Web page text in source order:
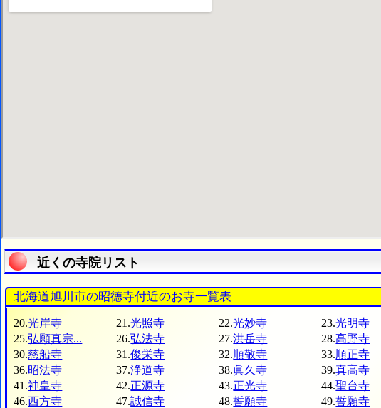
近くの寺院リスト
北海道旭川市の昭徳寺付近のお寺一覧表
20.光岸寺 21.光照寺 22.光妙寺 23.光明寺
25.弘願真宗... 26.弘法寺 27.洪岳寺 28.高野寺
30.慈船寺 31.俊栄寺 32.順敬寺 33.順正寺
36.昭法寺 37.浄道寺 38.眞久寺 39.真高寺
41.神皇寺 42.正源寺 43.正光寺 44.聖台寺
46.西方寺 47.誠信寺 48.誓願寺 49.誓願寺